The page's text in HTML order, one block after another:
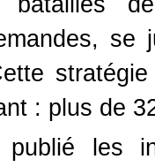
: plus de
les